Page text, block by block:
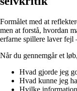
Formålet med at
men at forstå, hvordan
erfarne spillere laver fejl
Når du gennemgår et
Hvad gjorde jeg
Hvad kunne jeg
Hvilke